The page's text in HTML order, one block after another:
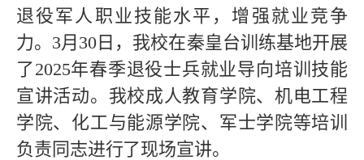
退役军人职业技能水平，增强就业竞争
力。3月30日，我校在秦皇台训练基地开展
了2025年春季退役士兵就业导向培训技能
宣讲活动。我校成人教育学院、机电工程
学院、化工与能源学院、军士学院等培训
负责同志进行了现场宣讲。